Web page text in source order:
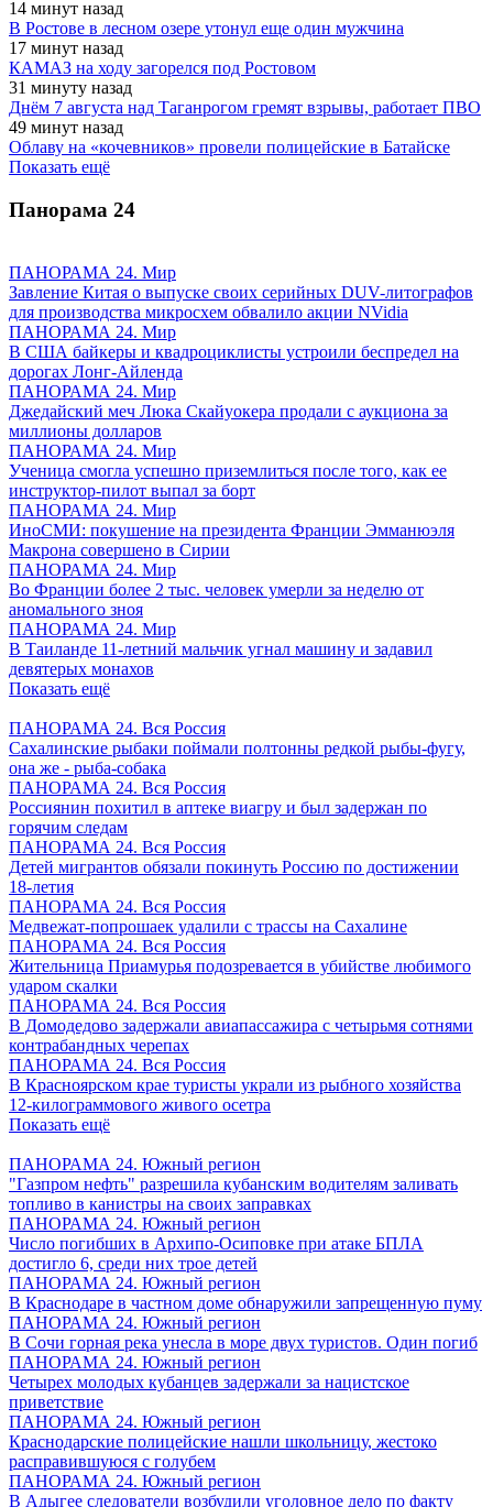
14 минут назад
В Ростове в лесном озере утонул еще один мужчина
17 минут назад
КАМАЗ на ходу загорелся под Ростовом
31 минуту назад
Днём 7 августа над Таганрогом гремят взрывы, работает ПВО
49 минут назад
Облаву на «кочевников» провели полицейские в Батайске
Показать ещё
Панорама 24
ПАНОРАМА 24. Мир
Завление Китая о выпуске своих серийных DUV-литографов
для производства микросхем обвалило акции NVidia
ПАНОРАМА 24. Мир
В США байкеры и квадроциклисты устроили беспредел на
дорогах Лонг-Айленда
ПАНОРАМА 24. Мир
Джедайский меч Люка Скайуокера продали с аукциона за
миллионы долларов
ПАНОРАМА 24. Мир
Ученица смогла успешно приземлиться после того, как ее
инструктор-пилот выпал за борт
ПАНОРАМА 24. Мир
ИноСМИ: покушение на президента Франции Эмманюэля
Макрона совершено в Сирии
ПАНОРАМА 24. Мир
Во Франции более 2 тыс. человек умерли за неделю от
аномального зноя
ПАНОРАМА 24. Мир
В Таиланде 11-летний мальчик угнал машину и задавил
девятерых монахов
Показать ещё
ПАНОРАМА 24. Вся Россия
Сахалинские рыбаки поймали полтонны редкой рыбы-фугу,
она же - рыба-собака
ПАНОРАМА 24. Вся Россия
Россиянин похитил в аптеке виагру и был задержан по
горячим следам
ПАНОРАМА 24. Вся Россия
Детей мигрантов обязали покинуть Россию по достижении
18-летия
ПАНОРАМА 24. Вся Россия
Медвежат-попрошаек удалили с трассы на Сахалине
ПАНОРАМА 24. Вся Россия
Жительница Приамурья подозревается в убийстве любимого
ударом скалки
ПАНОРАМА 24. Вся Россия
В Домодедово задержали авиапассажира с четырьмя сотнями
контрабандных черепах
ПАНОРАМА 24. Вся Россия
В Красноярском крае туристы украли из рыбного хозяйства
12-килограммового живого осетра
Показать ещё
ПАНОРАМА 24. Южный регион
"Газпром нефть" разрешила кубанским водителям заливать
топливо в канистры на своих заправках
ПАНОРАМА 24. Южный регион
Число погибших в Архипо-Осиповке при атаке БПЛА
достигло 6, среди них трое детей
ПАНОРАМА 24. Южный регион
В Краснодаре в частном доме обнаружили запрещенную пуму
ПАНОРАМА 24. Южный регион
В Сочи горная река унесла в море двух туристов. Один погиб
ПАНОРАМА 24. Южный регион
Четырех молодых кубанцев задержали за нацистское
приветствие
ПАНОРАМА 24. Южный регион
Краснодарские полицейские нашли школьницу, жестоко
расправившуюся с голубем
ПАНОРАМА 24. Южный регион
В Адыгее следователи возбудили уголовное дело по факту